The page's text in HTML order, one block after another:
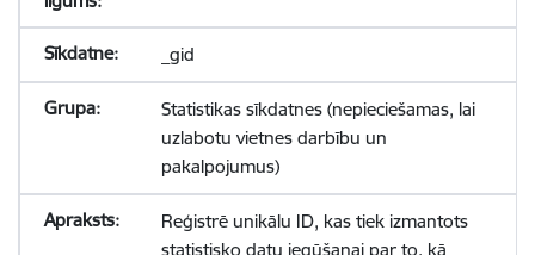
_gid
Statistikas sīkdatnes (nepieciešamas, lai
uzlabotu vietnes darbību un
pakalpojumus)
Reģistrē unikālu ID, kas tiek izmantots
statistisko datu iegūšanai par to, kā